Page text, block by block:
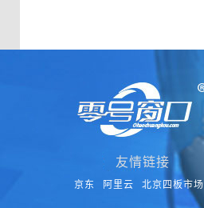
友情链接
京东 阿里云 北京四板市场